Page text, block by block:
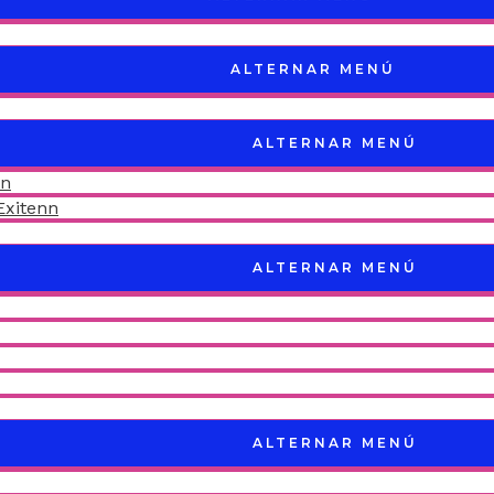
ALTERNAR MENÚ
ALTERNAR MENÚ
ALTERNAR MENÚ
ALTERNAR MENÚ